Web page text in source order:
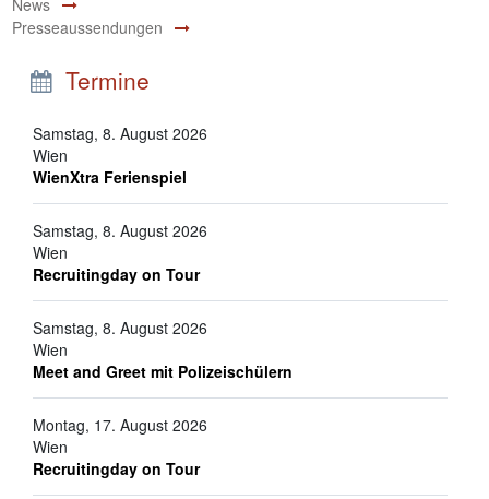
Presseaussendungen
Termine
Samstag, 8. August 2026
Wien
WienXtra Ferienspiel
Samstag, 8. August 2026
Wien
Recruitingday on Tour
Samstag, 8. August 2026
Wien
Meet and Greet mit Polizeischülern
Montag, 17. August 2026
Wien
Recruitingday on Tour